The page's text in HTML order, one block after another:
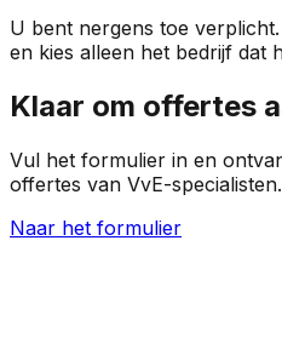
U bent nergens toe
en kies alleen het bedrijf dat
Klaar om offertes
Vul het formulier in en
offertes van VvE-specialisten.
Naar het formulier